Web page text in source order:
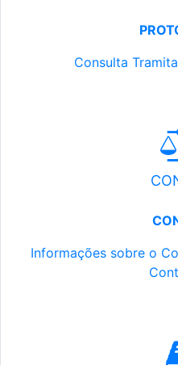
Consulta
Informações sobre o